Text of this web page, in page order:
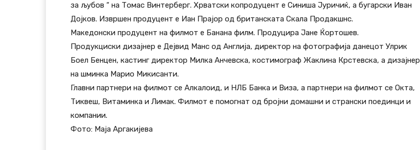
за љубов “ на Томас Винтерберг. Хрватски копродуцент е Синиша Јуричиќ, а бугарски Иван
Дојков. Извршен продуцент е Иан Прајор од британската Скала Продакшнс.
Македонски продуцент на филмот е Банана филм. Продуцира Јане Ќортошев.
Продукциски дизајнер е Дејвид Манс од Англија, директор на фотографија данецот Улрик
Боел Бенцен, кастинг директор Милка Анчевска, костимограф Жаклина Крстевска, а дизајнер
на шминка Марио Микисанти.
Главни партнери на филмот се Алкалоид, и НЛБ Банка и Виза, а партнери на филмот се Окта,
Тиквеш, Витаминка и Лимак. Филмот е помогнат од бројни домашни и странски поединци и
компании.
Фото: Маја Аргакијева